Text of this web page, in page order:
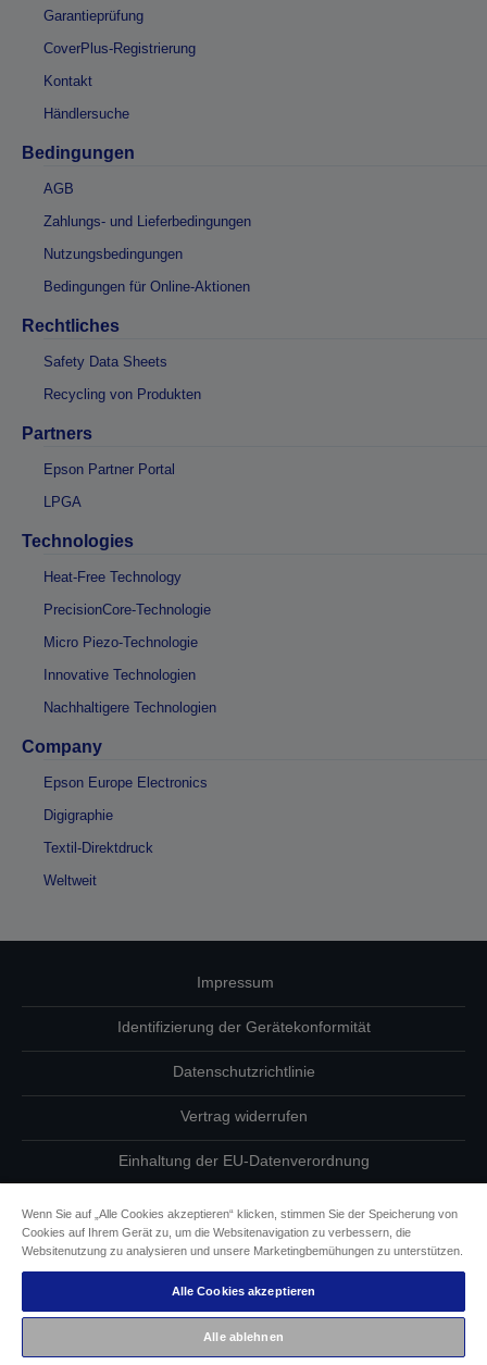
Garantieprüfung
CoverPlus-Registrierung
Kontakt
Händlersuche
Bedingungen
AGB
Zahlungs- und Lieferbedingungen
Nutzungsbedingungen
Bedingungen für Online-Aktionen
Rechtliches
Safety Data Sheets
Recycling von Produkten
Partners
Epson Partner Portal
LPGA
Technologies
Heat-Free Technology
PrecisionCore-Technologie
Micro Piezo-Technologie
Innovative Technologien
Nachhaltigere Technologien
Company
Epson Europe Electronics
Digigraphie
Textil-Direktdruck
Weltweit
Impressum
Identifizierung der Gerätekonformität
Datenschutzrichtlinie
Vertrag widerrufen
Einhaltung der EU-Datenverordnung
Informationen zu Cookies
Epson Engagement für Barrierefreiheit
Copyright © 2026 Seiko Epson
Wenn Sie auf „Alle Cookies akzeptieren“ klicken, stimmen Sie der Speicherung von
Cookies auf Ihrem Gerät zu, um die Websitenavigation zu verbessern, die
Websitenutzung zu analysieren und unsere Marketingbemühungen zu unterstützen.
Alle Cookies akzeptieren
Alle ablehnen